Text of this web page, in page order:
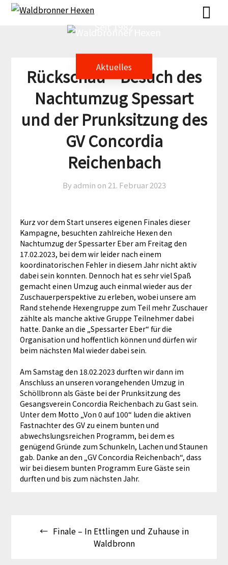
Skip
Skip
Aktuelles
Rückschau – Besuch des
Nachtumzug Spessart
und der Prunksitzung des
GV Concordia
Reichenbach
By admin on 21. Februar 2023
Kurz vor dem Start unseres eigenen Finales dieser
Kampagne, besuchten zahlreiche Hexen den
Nachtumzug der Spessarter Eber am Freitag den
17.02.2023, bei dem wir leider nach einem
koordinatorischen Fehler in diesem Jahr nicht aktiv
dabei sein konnten. Dennoch hat es sehr viel Spaß
gemacht einen Umzug auch einmal wieder aus der
Zuschauerperspektive zu erleben, wobei unsere am
Rand stehende Hexengruppe zum Teil mehr Zuschauer
zählte als manche aktive Gruppe Teilnehmer dabei
hatte. Danke an die „Spessarter Eber“ für die
Organisation und hoffentlich können und dürfen wir
beim nächsten Mal wieder dabei sein.
Am Samstag den 18.02.2023 durften wir dann im
Anschluss an unseren vorangehenden Umzug in
Schöllbronn als Gäste bei der Prunksitzung des
Gesangsverein Concordia Reichenbach zu Gast sein.
Unter dem Motto „Von 0 auf 100“ luden die aktiven
Fastnachter des GV zu einem bunten und
abwechslungsreichen Programm, bei dem es
genügend Gründe zum Schunkeln, Lachen und Staunen
gab. Danke an den „GV Concordia Reichenbach“, dass
wir bei diesem bunten Programm Eure Gäste sein
durften und bis zum nächsten Jahr.
Finale – In Ettlingen und Zuhause in
Waldbronn